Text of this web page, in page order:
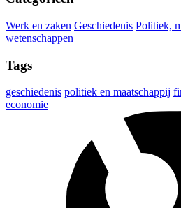
Werk en zaken Geschiedenis Politiek,
wetenschappen
Tags
geschiedenis politiek en maatschappij
economie